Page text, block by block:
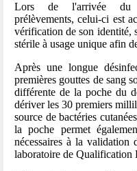
Lors de l'arrivée
prélèvements, celui-ci est
vérification de son identité,
stérile à usage unique afin
Après une longue
premières gouttes de sang
différente de la poche du
dériver les 30 premiers
source de bactéries
la poche permet
nécessaires à la
laboratoire de